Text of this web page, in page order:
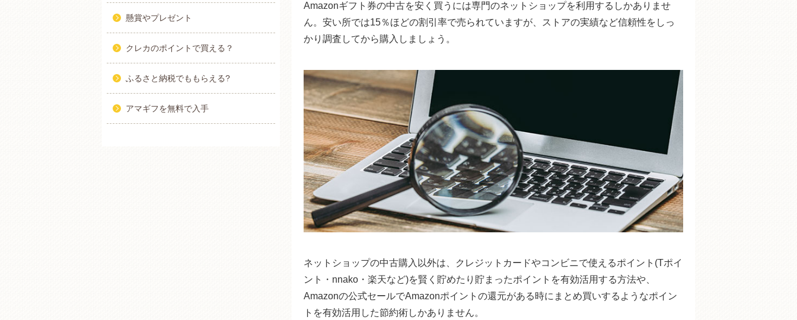
Amazonギフト券の中古を安く買うには専門のネットショップを利用するしかありませ
ん。安い所では15％ほどの割引率で売られていますが、ストアの実績など信頼性をしっ
かり調査してから購入しましょう。
ネットショップの中古購入以外は、クレジットカードやコンビニで使えるポイント(Tポイ
ント・nnako・楽天など)を賢く貯めたり貯まったポイントを有効活用する方法や、
Amazonの公式セールでAmazonポイントの還元がある時にまとめ買いするようなポイン
トを有効活用した節約術しかありません。
懸賞やプレゼント
クレカのポイントで買える？
ふるさと納税でももらえる?
アマギフを無料で入手